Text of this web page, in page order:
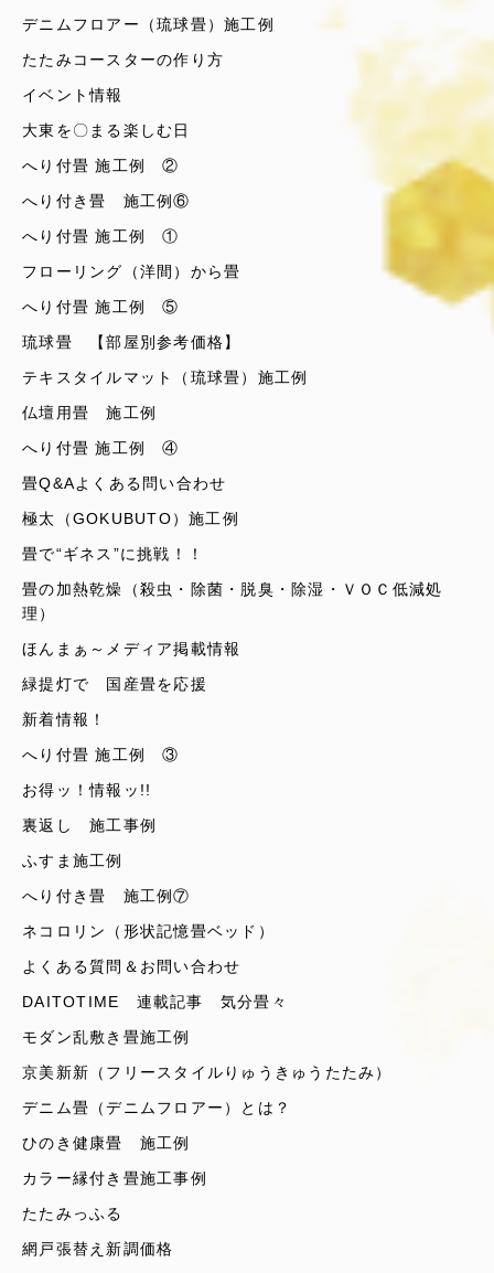
デニムフロアー（琉球畳）施工例
たたみコースターの作り方
イベント情報
大東を〇まる楽しむ日
へり付畳 施工例 ②
へり付き畳 施工例⑥
へり付畳 施工例 ①
フローリング（洋間）から畳
へり付畳 施工例 ⑤
琉球畳 【部屋別参考価格】
テキスタイルマット（琉球畳）施工例
仏壇用畳 施工例
へり付畳 施工例 ④
畳Q&Aよくある問い合わせ
極太（GOKUBUTO）施工例
畳で“ギネス”に挑戦！！
畳の加熱乾燥（殺虫・除菌・脱臭・除湿・ＶＯＣ低減処
理）
ほんまぁ～メディア掲載情報
緑提灯で 国産畳を応援
新着情報！
へり付畳 施工例 ③
お得ッ！情報ッ!!
裏返し 施工事例
ふすま施工例
へり付き畳 施工例⑦
ネコロリン（形状記憶畳ベッド）
よくある質問＆お問い合わせ
DAITOTIME 連載記事 気分畳々
モダン乱敷き畳施工例
京美新新（フリースタイルりゅうきゅうたたみ）
デニム畳（デニムフロアー）とは？
ひのき健康畳 施工例
カラー縁付き畳施工事例
たたみっふる
網戸張替え新調価格